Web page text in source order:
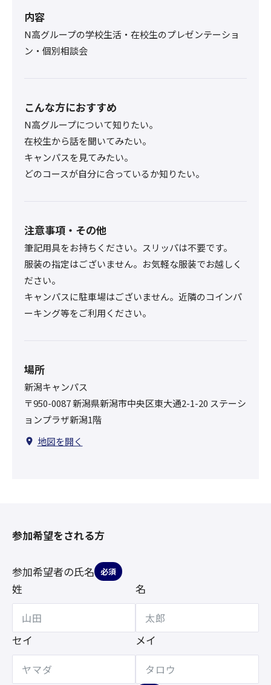
内容
N高グループの学校生活・在校生のプレゼンテーショ
ン・個別相談会
こんな方におすすめ
N高グループについて知りたい。
在校生から話を聞いてみたい。
キャンパスを見てみたい。
どのコースが自分に合っているか知りたい。
注意事項・その他
筆記用具をお持ちください。スリッパは不要です。
服装の指定はございません。お気軽な服装でお越しく
ださい。
キャンパスに駐車場はございません。近隣のコインパ
ーキング等をご利用ください。
場所
新潟キャンパス
〒950-0087 新潟県新潟市中央区東大通2-1-20 ステーシ
ョンプラザ新潟1階
地図を開く
参加希望をされる方
参加希望者の氏名 必須
姓 名
セイ メイ